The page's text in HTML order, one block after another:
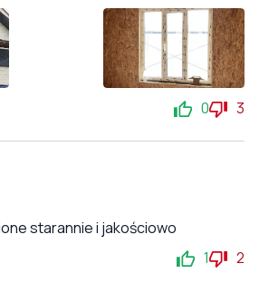
0 3
starannie i jakościowo
1 2